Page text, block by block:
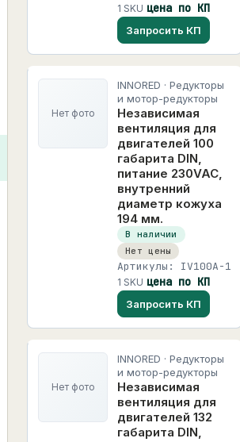
1 SKU цена по КП
Запросить КП
Нет фото
INNORED · Редукторы
и мотор-редукторы
Независимая
вентиляция для
двигателей 100
габарита DIN,
питание 230VAC,
внутренний
диаметр кожуха
194 мм.
В наличии
Нет цены
Артикулы: IV100A-1
1 SKU цена по КП
Запросить КП
Нет фото
INNORED · Редукторы
и мотор-редукторы
Независимая
вентиляция для
двигателей 132
габарита DIN,